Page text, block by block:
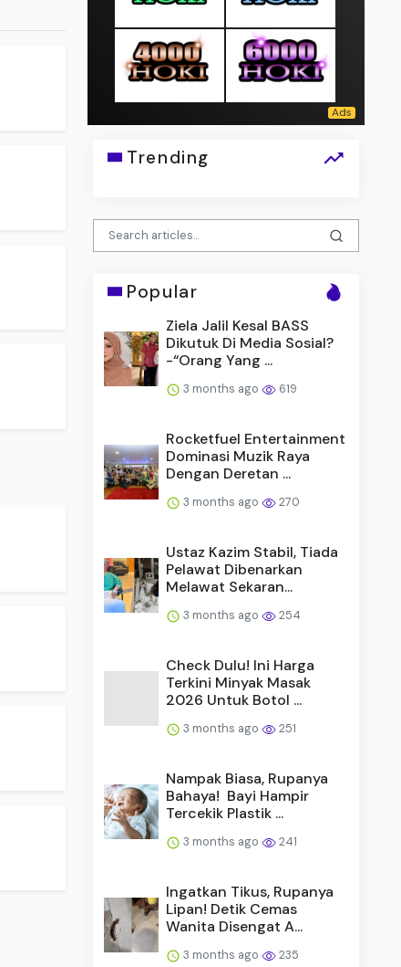
Trending
Popular
Ziela Jalil Kesal BASS
Dikutuk Di Media Sosial?
-“Orang Yang ...
3 months ago 619
Rocketfuel Entertainment
Dominasi Muzik Raya
Dengan Deretan ...
3 months ago 270
Ustaz Kazim Stabil, Tiada
Pelawat Dibenarkan
Melawat Sekaran...
3 months ago 254
Check Dulu! Ini Harga
Terkini Minyak Masak
2026 Untuk Botol ...
3 months ago 251
Nampak Biasa, Rupanya
Bahaya! Bayi Hampir
Tercekik Plastik ...
3 months ago 241
Ingatkan Tikus, Rupanya
Lipan! Detik Cemas
Wanita Disengat A...
3 months ago 235